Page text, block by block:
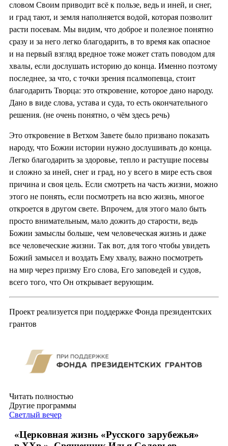
словом Своим приводит всё к пользе, ведь и иней, и снег,
и град тают, и земля наполняется водой, которая позволит
расти посевам. Мы видим, что доброе и полезное понятно
сразу и за него легко благодарить, в то время как опасное
и на первый взгляд вредное тоже может стать поводом для
хвалы, если дослушать историю до конца. Именно поэтому
последнее, за что, с точки зрения псалмопевца, стоит
благодарить Творца: это откровение, которое дано народу.
Дано в виде слова, устава и суда, то есть окончательного
решения. (не очень понятно, о чём здесь речь)
Это откровение в Ветхом Завете было призвано показать
народу, что Божии истории нужно дослушивать до конца.
Легко благодарить за здоровье, тепло и растущие посевы
и сложно за иней, снег и град, но у всего в мире есть своя
причина и своя цель. Если смотреть на часть жизни, можно
этого не понять, если посмотреть на всю жизнь, многое
откроется в другом свете. Впрочем, для этого мало быть
просто внимательным, мало дожить до старости, ведь
Божии замыслы больше, чем человеческая жизнь и даже
все человеческие жизни. Так вот, для того чтобы увидеть
Божий замысел и воздать Ему хвалу, важно посмотреть
на мир через призму Его слова, Его заповедей и судов,
всего того, что Он открывает верующим.
Проект реализуется при поддержке Фонда президентских
грантов
Читать полностью
Другие программы
Светлый вечер
«Церковная жизнь «Русского зарубежья»